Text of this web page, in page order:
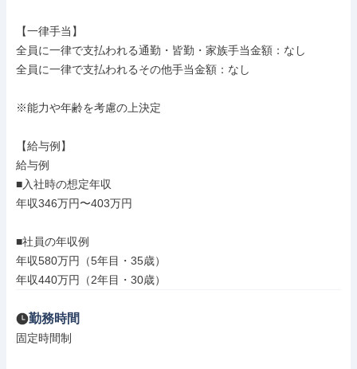
【一律手当】
全員に一律で支払われる通勤・皆勤・家族手当金額：なし
全員に一律で支払われるその他手当金額：なし
※能力や年齢を考慮の上決定
【給与例】
給与例
■入社時の想定年収
年収346万円〜403万円
■社員の年収例
年収580万円（5年目・35歳）
年収440万円（2年目・30歳）
勤務時間
固定時間制